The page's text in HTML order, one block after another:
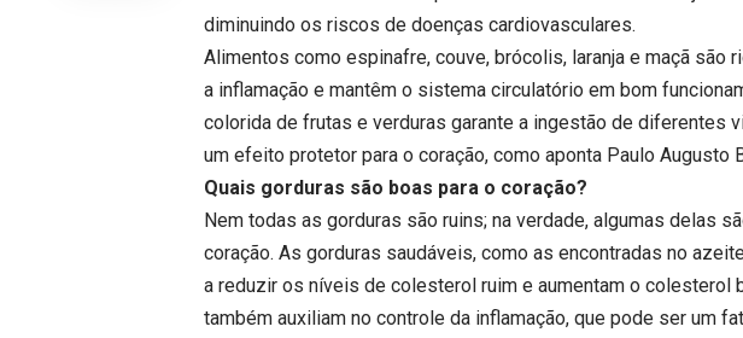
diminuindo os riscos de doenças cardiovasculares.
Alimentos como espinafre, couve, brócolis, laranja e maçã são
a inflamação e mantêm o sistema circulatório em bom
colorida de frutas e verduras garante a ingestão de diferentes
um efeito protetor para o coração, como aponta Paulo Augusto
Quais gorduras são boas para o coração?
Nem todas as gorduras são ruins; na verdade, algumas delas
coração. As gorduras saudáveis, como as encontradas no
a reduzir os níveis de colesterol ruim e aumentam o colesterol
também auxiliam no controle da inflamação, que pode ser um